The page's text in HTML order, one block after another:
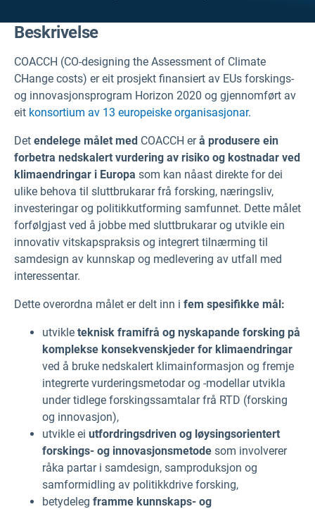
Beskrivelse
COACCH (CO-designing the Assessment of Climate
CHange costs) er eit prosjekt finansiert av EUs forskings-
og innovasjonsprogram Horizon 2020 og gjennomført av
eit konsortium av 13 europeiske organisasjonar.
Det endelege målet med COACCH erå produsere ein
forbetra nedskalert vurdering av risiko og kostnadar ved
klimaendringar i Europa som kan nåast direkte for dei
ulike behova til sluttbrukarar frå forsking, næringsliv,
investeringar og politikkutforming samfunnet. Dette målet
forfølgjast ved å jobbe med sluttbrukarar og utvikle ein
innovativ vitskapspraksis og integrert tilnærming til
samdesign av kunnskap og medlevering av utfall med
interessentar.
Dette overordna målet er delt inn i fem spesifikke mål:
utvikle teknisk framifrå og nyskapande forsking på
komplekse konsekvenskjeder for klimaendringar
ved å bruke nedskalert klimainformasjon og fremje
integrerte vurderingsmetodar og -modellar utvikla
under tidlege forskingssamtalar frå RTD (forsking
og innovasjon),
utvikle ei utfordringsdriven og løysingsorientert
forskings- og innovasjonsmetode som involverer
råka partar i samdesign, samproduksjon og
samformidling av politikkdrive forsking,
betydeleg framme kunnskaps- og